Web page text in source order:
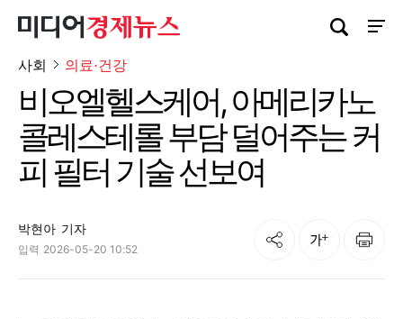
사이
검색창 열기
사회 의료·건강
비오엘헬스케어, 아메리카노
콜레스테롤 부담 덜어주는 커
피 필터 기술 선보여
박현아 기자
입력 2026-05-20 10:52
공유 글자크기 인쇄